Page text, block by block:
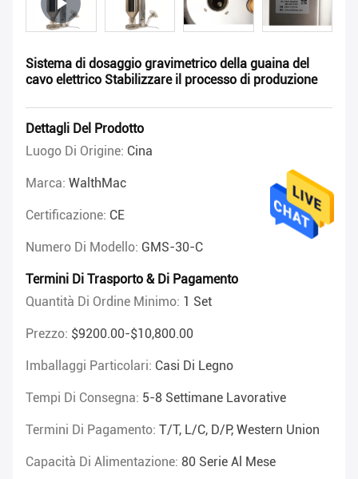
Sistema di dosaggio gravimetrico della guaina del
cavo elettrico Stabilizzare il processo di produzione
Dettagli Del Prodotto
Luogo Di Origine: Cina
Marca: WalthMac
Certificazione: CE
Numero Di Modello: GMS-30-C
Termini Di Trasporto & Di Pagamento
Quantità Di Ordine Minimo: 1 Set
Prezzo: $9200.00-$10,800.00
Imballaggi Particolari: Casi Di Legno
Tempi Di Consegna: 5-8 Settimane Lavorative
Termini Di Pagamento: T/T, L/C, D/P, Western Union
Capacità Di Alimentazione: 80 Serie Al Mese